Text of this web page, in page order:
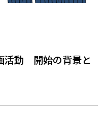
活動 開始の背景と